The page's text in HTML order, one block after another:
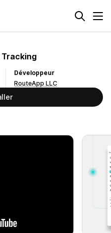
Tracking
Développeur
RouteApp LLC